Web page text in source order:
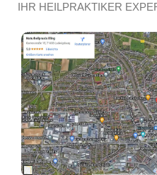
IHR HEILPRAKTIKER